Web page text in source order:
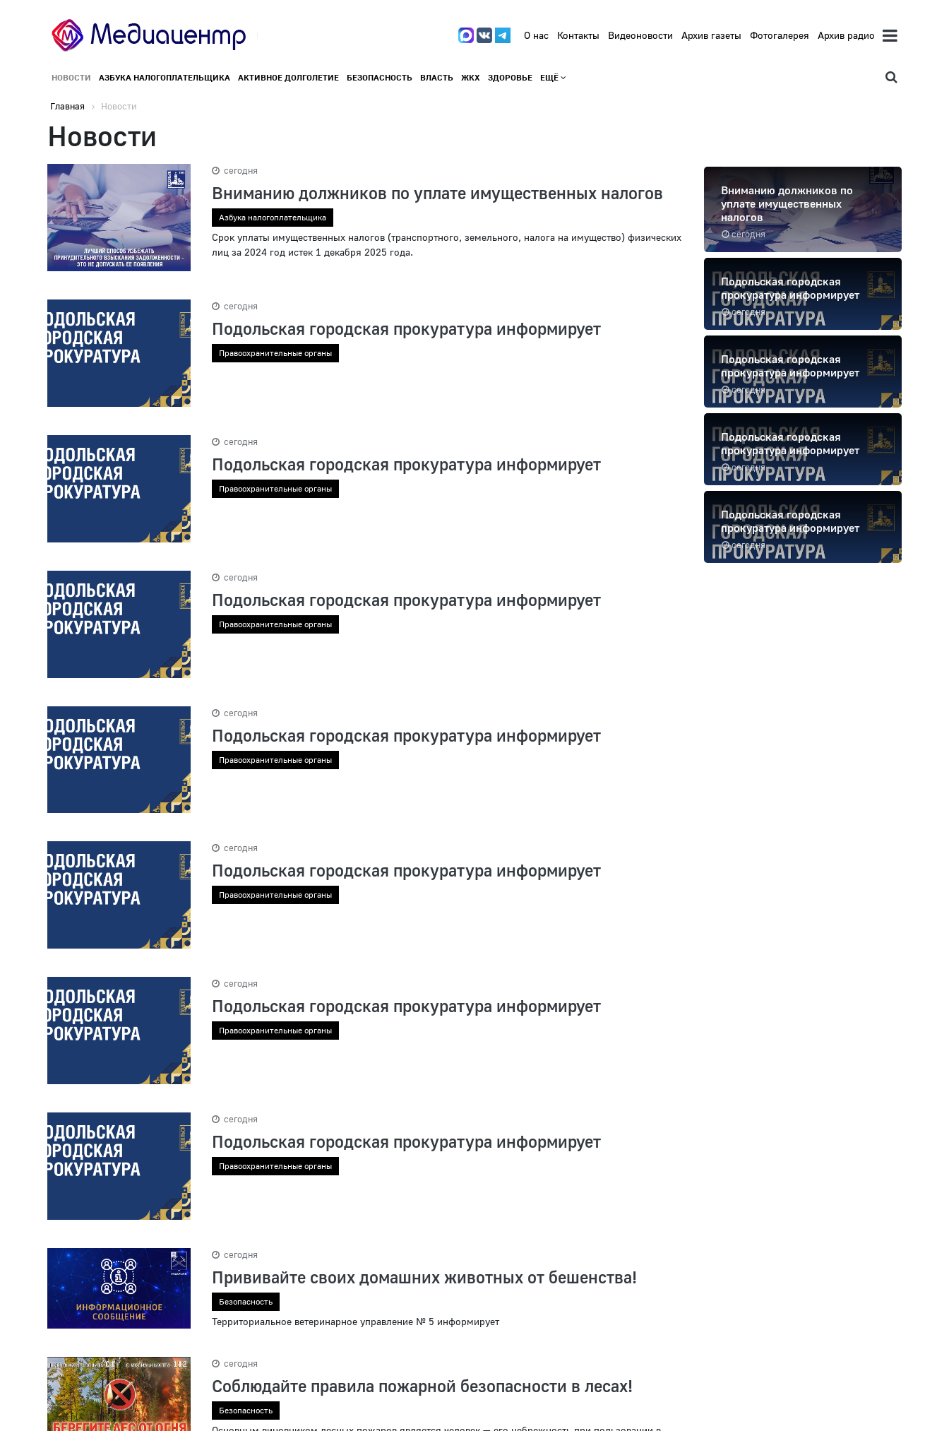
О нас Контакты Видеоновости Архив газеты Фотогалерея Архив радио
НОВОСТИ АЗБУКА НАЛОГОПЛАТЕЛЬЩИКА АКТИВНОЕ ДОЛГОЛЕТИЕ БЕЗОПАСНОСТЬ ВЛАСТЬ ЖКХ ЗДОРОВЬЕ ЕЩЁ
Главная Новости
Новости
сегодня
Вниманию должников по уплате имущественных налогов
Азбука налогоплательщика
Срок уплаты имущественных налогов (транспортного, земельного, налога на имущество) физических
лиц за 2024 год истек 1 декабря 2025 года.
сегодня
Подольская городская прокуратура информирует
Правоохранительные органы
сегодня
Подольская городская прокуратура информирует
Правоохранительные органы
сегодня
Подольская городская прокуратура информирует
Правоохранительные органы
сегодня
Подольская городская прокуратура информирует
Правоохранительные органы
сегодня
Подольская городская прокуратура информирует
Правоохранительные органы
сегодня
Подольская городская прокуратура информирует
Правоохранительные органы
сегодня
Подольская городская прокуратура информирует
Правоохранительные органы
сегодня
Прививайте своих домашних животных от бешенства!
Безопасность
Территориальное ветеринарное управление № 5 информирует
сегодня
Соблюдайте правила пожарной безопасности в лесах!
Безопасность
сегодня
Вниманию должников по
уплате имущественных
налогов
сегодня
Подольская городская
прокуратура информирует
сегодня
Подольская городская
прокуратура информирует
сегодня
Подольская городская
прокуратура информирует
сегодня
Подольская городская
прокуратура информирует